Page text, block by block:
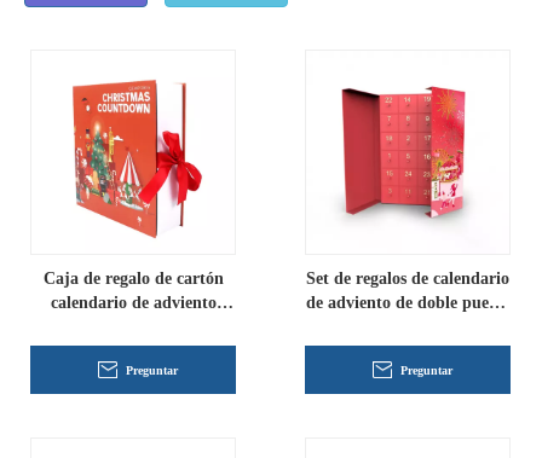
Caja de regalo de cartón
calendario de adviento
Preguntar
Set de regalos de calendario
de adviento de doble puerta
Preguntar